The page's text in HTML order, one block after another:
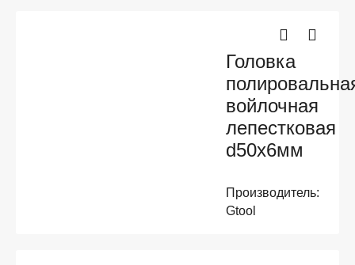
Головка
войлочная
лепестковая
d50x6мм
Производитель:
Gtool